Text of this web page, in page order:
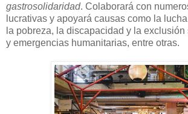
gastrosolidaridad. Colaborará con
lucrativas y apoyará causas como la
la pobreza, la discapacidad y la
y emergencias humanitarias, entre otras.